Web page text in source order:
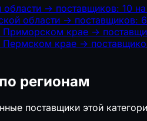
→ поставщиков: 10
области → поставщиков: 6
Приморском крае →
Пермском крае →
регионам
поставщики этой